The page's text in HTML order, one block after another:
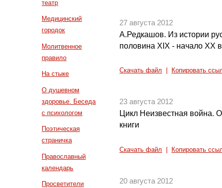
театр
Медицинский
городок
Молитвенное
правило
На стыке
О душевном
здоровье. Беседа
с психологом
Поэтическая
страничка
Православный
календарь
Просветители
27 августа 2012
А.Редкашов. Из истории
половина XIX - начало XX
Скачать файл Копировать
23 августа 2012
Цикл Неизвестная война.
книги
Скачать файл Копировать
20 августа 2012